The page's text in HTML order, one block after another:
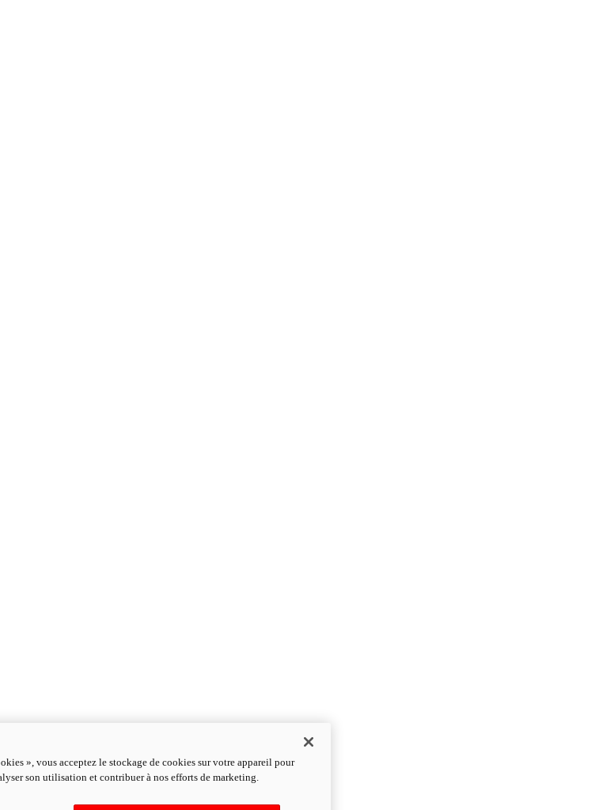
», vous acceptez le stockage de cookies sur votre appareil pour
son utilisation et contribuer à nos efforts de marketing.